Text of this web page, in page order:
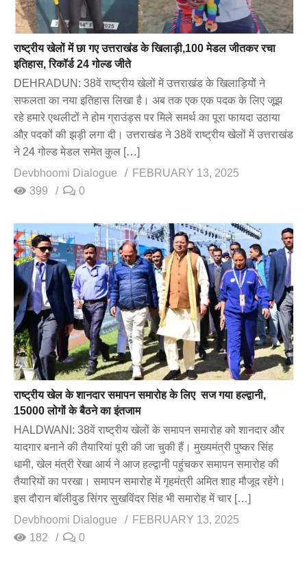
राष्ट्रीय खेलों में छा गए उत्तराखंड के खिलाड़ी,100 मेडल जीतकर रचा
इतिहास, रिकॉर्ड 24 गोल्ड जीते
DEHRADUN: 38वें राष्ट्रीय खेलों में उत्तराखंड के खिलाड़ियों ने
सफलता का नया इतिहास लिखा है। अब तक एक एक पदक के लिए जूझ
रहे हमारे एथलीटों ने होम ग्राउंड्स पर मिले समर्थ का पूरा फायदा उठाया
औऱ पदकों की झड़ी लगा दी। उत्तराखंड ने 38वें राष्ट्रीय खेलों में उत्तराखंड
ने 24 गोल्ड मेडल समेत कुल […]
Devbhoomi Dialogue
FEBRUARY 13, 2025
399
0
राष्ट्रीय खेल के शानदार समापन समारोह के लिए सज गया हल्द्वानी,
15000 लोगों के बैठने का इंतजाम
HALDWANI: 38वें राष्ट्रीय खेलों के समापन समारोह को शानदार और
यादगार बनाने की तैयारियां पूरी की जा चुकी हैं। मुख्यमंत्री पुष्कर सिंह
धामी, खेल मंत्री रेखा आर्य ने आज हल्द्वानी पहुंचकर समापन समारोह की
तैयारियों का परखा। समापन समारोह में गृहमंत्री अमित शाह मौजूद रहेंगे।
इस दौरान बॉलीवुड सिंगर सुखविंदर सिंह भी समारोह में चार […]
Devbhoomi Dialogue
FEBRUARY 13, 2025
182
0